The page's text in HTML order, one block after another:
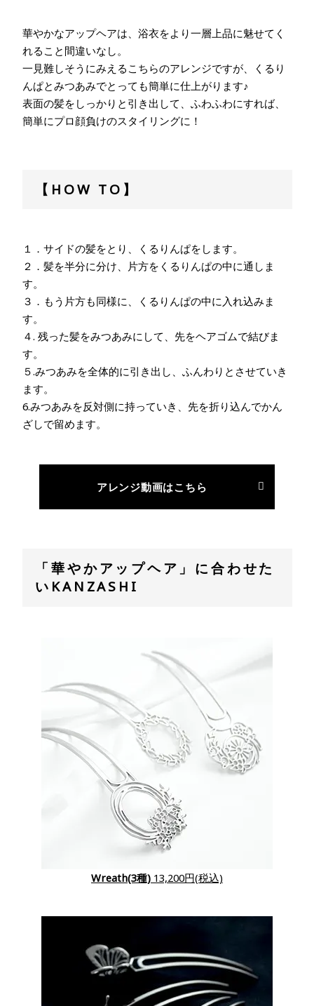
華やかなアップヘアは、浴衣をより一層上品に魅せてく
れること間違いなし。
一見難しそうにみえるこちらのアレンジですが、くるり
んぱとみつあみでとっても簡単に仕上がります♪
表面の髪をしっかりと引き出して、ふわふわにすれば、
簡単にプロ顔負けのスタイリングに！
【HOW TO】
１．サイドの髪をとり、くるりんぱをします。
２．髪を半分に分け、片方をくるりんぱの中に通しま
す。
３．もう片方も同様に、くるりんぱの中に入れ込みま
す。
４. 残った髪をみつあみにして、先をヘアゴムで結びま
す。
５.みつあみを全体的に引き出し、ふんわりとさせていき
ます。
6.みつあみを反対側に持っていき、先を折り込んでかん
ざしで留めます。
アレンジ動画はこちら
「華やかアップヘア」に合わせた
いKANZASHI
Wreath(3種) 13,200円(税込)